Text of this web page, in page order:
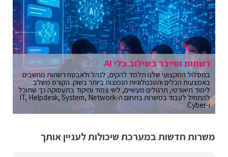
רשתות וסייבר בשילוב כלי AI
במסלול המקצועי שלנו תלמד להקים, לנהל ולאבטח רשתות מחשבים
באמצעות הכלים והטכנולוגיות הנפוצות ביותר בשוק. הקורס משלב
לימוד תיאורטי, תרגולים מעשיים, ליווי צמוד ומיקוד בתעסוקה כך שתוכל
להתחיל לעבוד במשרות בתחום ה-IT, Helpdesk, System, Network
ו-Cyber.
משרות חדשות במערכת שיכולות לעניין אותך